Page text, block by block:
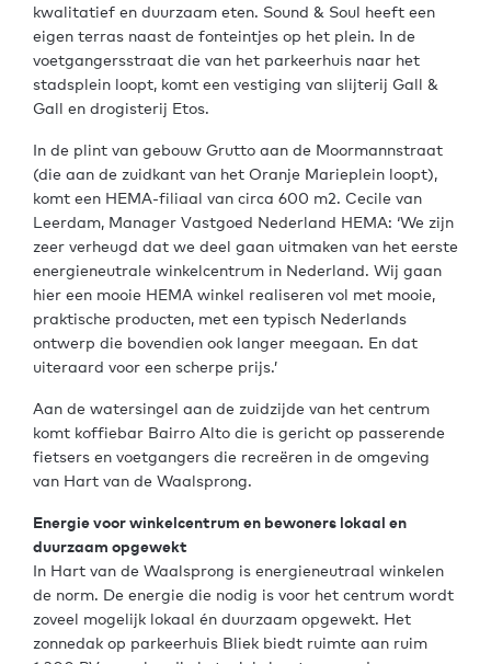
kwalitatief en duurzaam eten. Sound & Soul heeft een
eigen terras naast de fonteintjes op het plein. In de
voetgangersstraat die van het parkeerhuis naar het
stadsplein loopt, komt een vestiging van slijterij Gall &
Gall en drogisterij Etos.
In de plint van gebouw Grutto aan de Moormannstraat
(die aan de zuidkant van het Oranje Marieplein loopt),
komt een HEMA-filiaal van circa 600 m2. Cecile van
Leerdam, Manager Vastgoed Nederland HEMA: ‘We zijn
zeer verheugd dat we deel gaan uitmaken van het eerste
energieneutrale winkelcentrum in Nederland. Wij gaan
hier een mooie HEMA winkel realiseren vol met mooie,
praktische producten, met een typisch Nederlands
ontwerp die bovendien ook langer meegaan. En dat
uiteraard voor een scherpe prijs.’
Aan de watersingel aan de zuidzijde van het centrum
komt koffiebar Bairro Alto die is gericht op passerende
fietsers en voetgangers die recreëren in de omgeving
van Hart van de Waalsprong.
Energie voor winkelcentrum en bewoners lokaal en
duurzaam opgewekt
In Hart van de Waalsprong is energieneutraal winkelen
de norm. De energie die nodig is voor het centrum wordt
zoveel mogelijk lokaal én duurzaam opgewekt. Het
zonnedak op parkeerhuis Bliek biedt ruimte aan ruim